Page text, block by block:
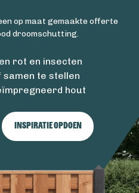
op maat gemaakte offerte
droomschutting.
rot en insecten
samen te stellen
hout
Inspiratie opdoen